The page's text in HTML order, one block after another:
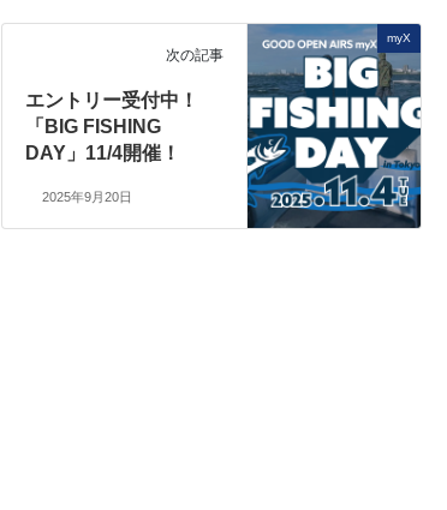
myX
次の記事
エントリー受付中！
「BIG FISHING
DAY」11/4開催！
2025年9月20日